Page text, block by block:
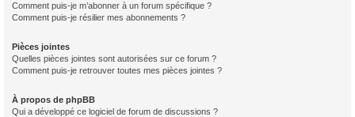
Comment puis-je m’abonner à un forum spécifique ?
Comment puis-je résilier mes abonnements ?
Pièces jointes
Quelles pièces jointes sont autorisées sur ce forum ?
Comment puis-je retrouver toutes mes pièces jointes ?
À propos de phpBB
Qui a développé ce logiciel de forum de discussions ?